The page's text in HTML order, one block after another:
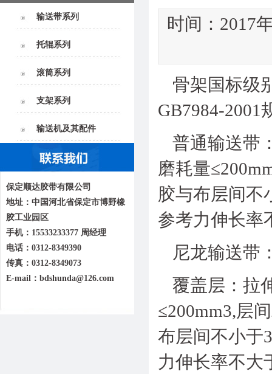
输送带系列
托辊系列
滚筒系列
支架系列
输送机及其配件
保定顺达胶带有限公司
地址：中国河北省保定市博野橡
胶工业园区
手机：15533233377 周经理
电话：0312-8349390
传真：0312-8349073
E-mail：bdshunda@126.com
时间：2017
骨架国标级
GB7984-2001
普通输送带
磨耗量
胶与布层间不
参考力伸长率
尼龙输送带
覆盖层：拉
≤200mm3,层
布层间不小于
力伸长率不大